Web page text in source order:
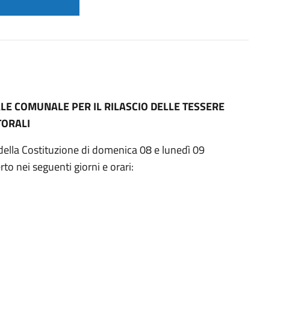
COMUNALE PER IL RILASCIO DELLE TESSERE
Costituzione di domenica 08 e lunedì 09
nei seguenti giorni e orari: